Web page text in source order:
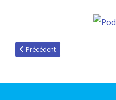
Article précédent : Ali Bamba
Précédent